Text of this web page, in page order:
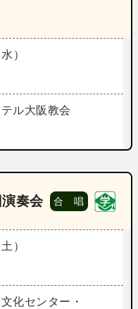
）
ル大阪教会
奏会 合 唱
）
化センター・